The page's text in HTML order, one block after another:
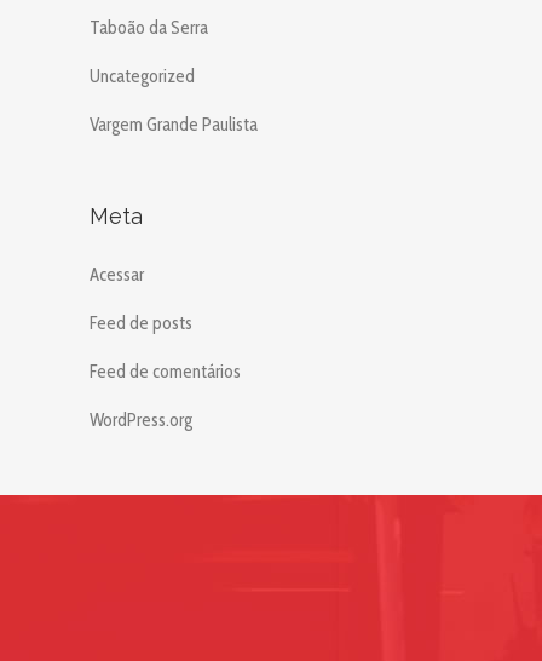
Taboão da Serra
Uncategorized
Vargem Grande Paulista
Meta
Acessar
Feed de posts
Feed de comentários
WordPress.org